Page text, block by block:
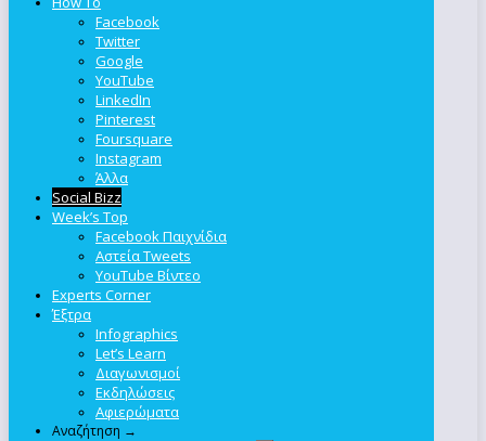
Facebook
Twitter
Google
YouTube
LinkedIn
Pinterest
Foursquare
Instagram
Άλλα
Social Bizz
Week’s Top
Facebook Παιχνίδια
Αστεία Tweets
YouTube Βίντεο
Experts Corner
Έξτρα
Infographics
Let’s Learn
Διαγωνισμοί
Εκδηλώσεις
Αφιερώματα
Αναζήτηση →